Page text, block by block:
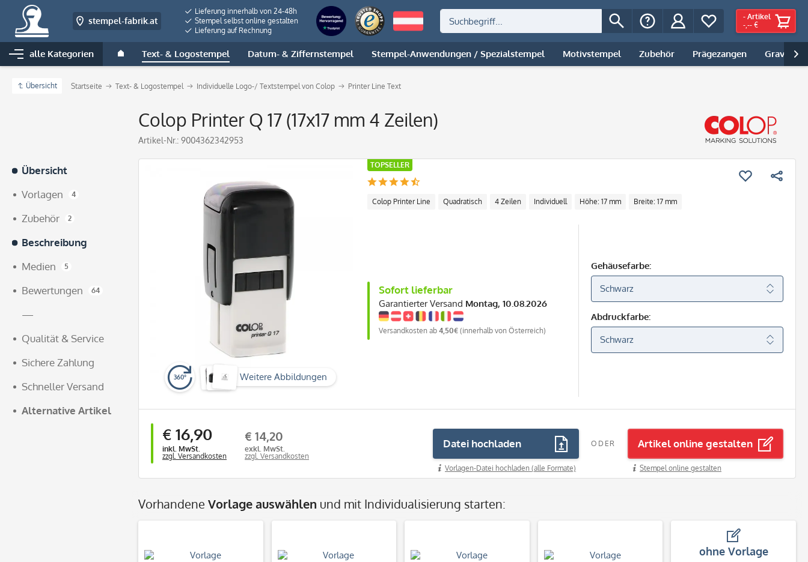
stempel-fabrik.at
Lieferung innerhalb von 24-48h
Stempel selbst online gestalten
Lieferung auf Rechnung
- Artikel
-,-- €
alle Kategorien Text- & Logostempel Datum- & Ziffernstempel Stempel-Anwendungen / Spezialstempel Motivstempel Zubehör Prägezangen Gravur |

Übersicht Startseite Text- & Logostempel Individuelle Logo-/ Textstempel von Colop Printer Line Text
Colop Printer Q 17 (17x17 mm 4 Zeilen)
Artikel-Nr.: 9004362342953
Übersicht
Vorlagen
4
Zubehör 2
Beschreibung
Medien
5
Bewertungen 64
—
Qualität & Service
Sichere Zahlung
Schneller Versand
Alternative Artikel
360° Weitere Abbildungen
TOPSELLER
Colop Printer Line Quadratisch 4 Zeilen Individuell Höhe: 17 mm Breite: 17 mm
Sofort lieferbar
Garantierter Versand Montag, 10.08.2026
Versandkosten ab 4,50€ (innerhalb von Österreich)
Gehäusefarbe:
Abdruckfarbe:
€ 16,90
inkl. MwSt.
zzgl. Versandkosten
€ 14,20
exkl. MwSt.
zzgl. Versandkosten
Datei hochladen
Vorlagen-Datei hochladen (alle Formate)
ODER Artikel online gestalten
Stempel online gestalten
Vorhandene Vorlage auswählen und mit Individualisierung starten:
ohne Vorlage